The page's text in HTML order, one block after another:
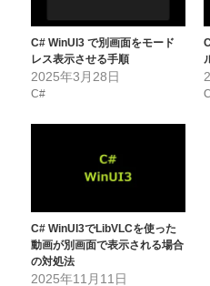
C# WinUI3 で別画面をモード
レス表示させる手順
2025年3月28日
C#
C# WinUI3でLibVLCを使った
動画が別画面で表示される場合
の対処法
2025年11月11日